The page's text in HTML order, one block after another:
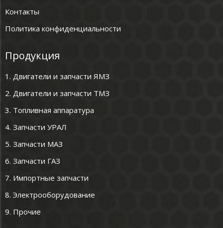
Контакты
Политика конфиденциальности
Продукция
1. Двигатели и запчасти ЯМЗ
2. Двигатели и запчасти ТМЗ
3. Топливная аппаратура
4. Запчасти УРАЛ
5. Запчасти МАЗ
6. Запчасти ГАЗ
7. Импортные запчасти
8. Электрооборудование
9. Прочие